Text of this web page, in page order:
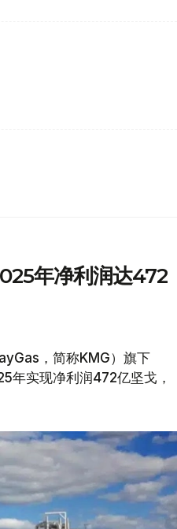
年净利润达472
，简称KMG）旗下
年实现净利润472亿坚戈，